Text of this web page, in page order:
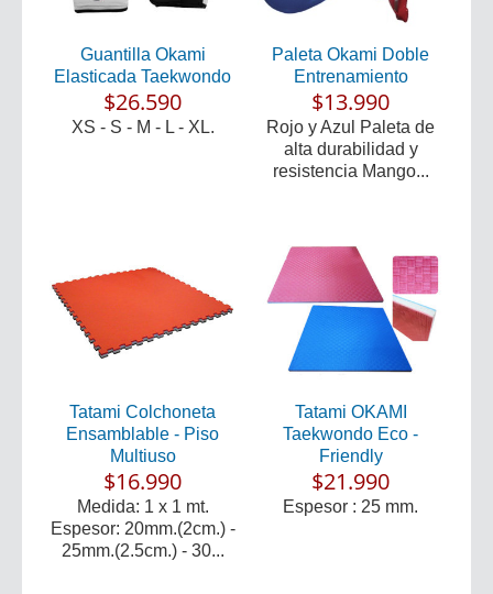
Guantilla Okami
Elasticada Taekwondo
$26.590
XS - S - M - L - XL.
Paleta Okami Doble
Entrenamiento
$13.990
Rojo y Azul Paleta de
alta durabilidad y
resistencia Mango...
Tatami Colchoneta
Ensamblable - Piso
Multiuso
$16.990
Medida: 1 x 1 mt.
Espesor: 20mm.(2cm.) -
25mm.(2.5cm.) - 30...
Tatami OKAMI
Taekwondo Eco -
Friendly
$21.990
Espesor : 25 mm.